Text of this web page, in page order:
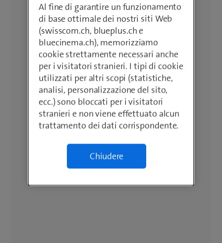
Al fine di garantire un funzionamento
di base ottimale dei nostri siti Web
(swisscom.ch, blueplus.ch e
bluecinema.ch), memorizziamo
cookie strettamente necessari anche
per i visitatori stranieri. I tipi di cookie
utilizzati per altri scopi (statistiche,
analisi, personalizzazione del sito,
ecc.) sono bloccati per i visitatori
stranieri e non viene effettuato alcun
trattamento dei dati corrispondente.
Chiudere